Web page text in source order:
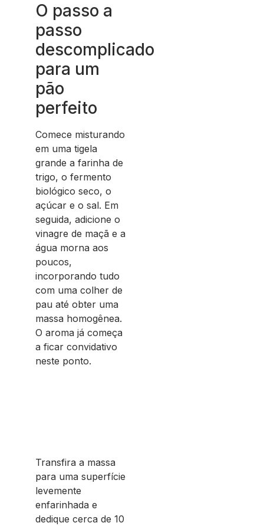
O passo a
passo
descomplicado
para um
pão
perfeito
Comece misturando
em uma tigela
grande a farinha de
trigo, o fermento
biológico seco, o
açúcar e o sal. Em
seguida, adicione o
vinagre de maçã e a
água morna aos
poucos,
incorporando tudo
com uma colher de
pau até obter uma
massa homogênea.
O aroma já começa
a ficar convidativo
neste ponto.
Transfira a massa
para uma superfície
levemente
enfarinhada e
dedique cerca de 10